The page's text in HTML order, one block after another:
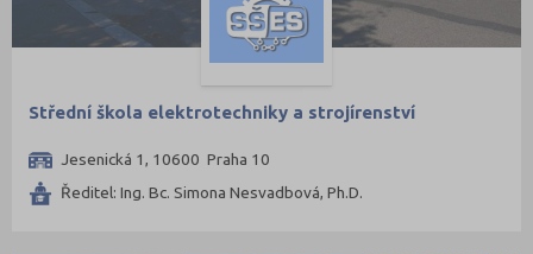
Střední škola elektrotechniky a strojírenství
Jesenická 1, 10600 Praha 10
Ředitel: Ing. Bc. Simona Nesvadbová, Ph.D.